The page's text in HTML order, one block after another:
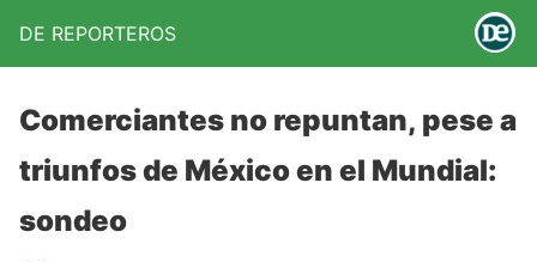
DE REPORTEROS
Comerciantes no repuntan, pese a
triunfos de México en el Mundial:
sondeo